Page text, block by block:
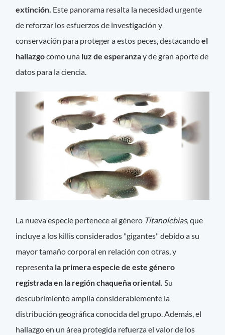
extinción. Este panorama resalta la necesidad urgente
de reforzar los esfuerzos de investigación y
conservación para proteger a estos peces, destacandoel
hallazgocomo una luz de esperanzay de gran aporte de
datos para la ciencia.
La nueva especie pertenece al género Titanolebias, que
incluye a los killis considerados "gigantes" debido a su
mayor tamaño corporal en relación con otras, y
representa la primera especie de este género
registrada en la región chaqueña oriental.Su
descubrimiento amplía considerablemente la
distribución geográfica conocida del grupo. Además, el
hallazgo en un área protegida refuerza el valor de los